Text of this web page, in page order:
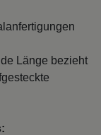
Länge bezieht